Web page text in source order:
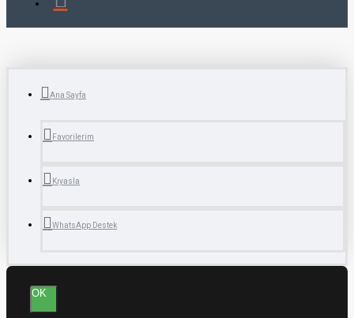
Ana Sayfa
Favorilerim
Kıyasla
WhatsApp Destek
OK